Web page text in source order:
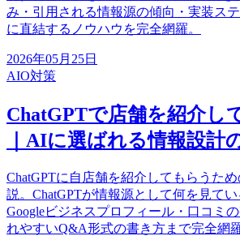
み・引用される情報源の傾向・実装ス
に直結するノウハウを完全網羅。
2026年05月25日
AIO対策
ChatGPTで店舗を紹介し
｜AIに選ばれる情報設計
ChatGPTに自店舗を紹介してもらうた
説。ChatGPTが情報源として何を見て
Googleビジネスプロフィール・口コミ
れやすいQ&A形式の書き方まで完全網羅